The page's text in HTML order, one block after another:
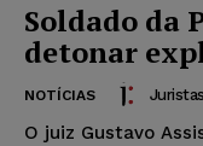
Soldado da
detonar
NOTÍCIAS Juristas
O juiz Gustavo